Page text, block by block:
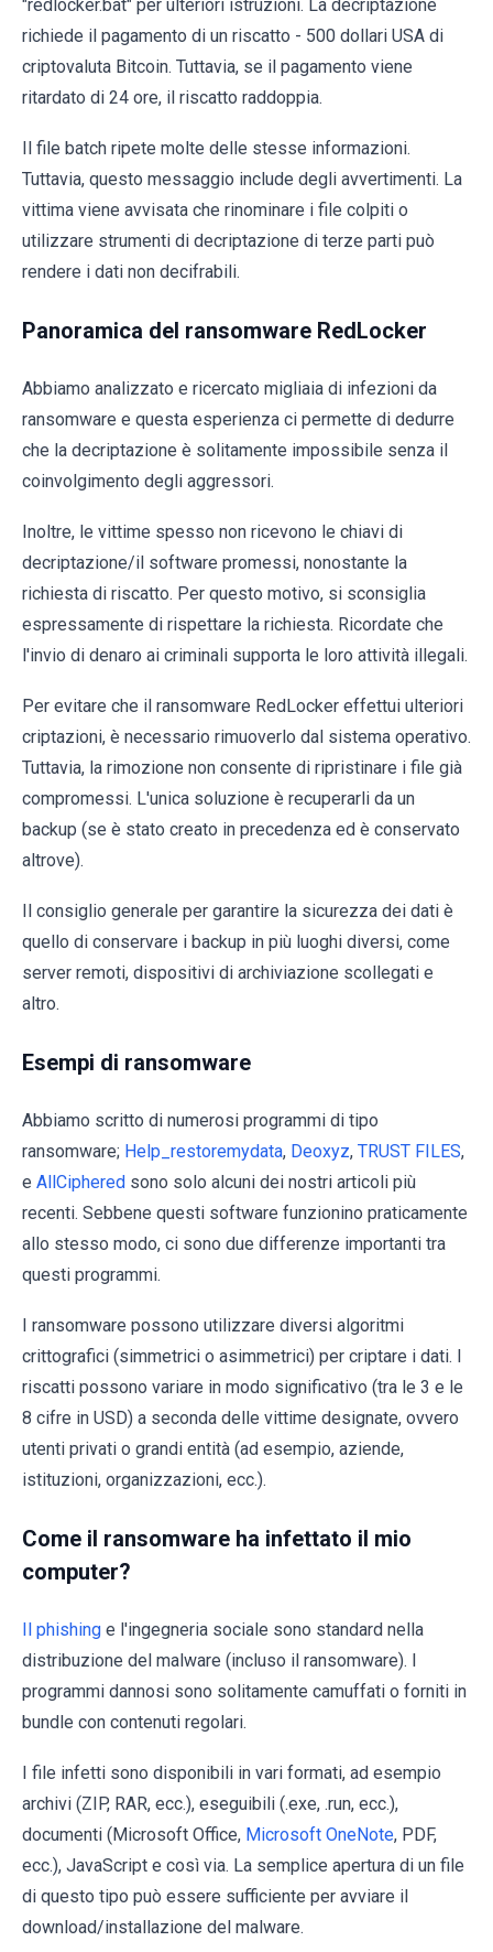
"redlocker.bat" per ulteriori istruzioni. La decriptazione
richiede il pagamento di un riscatto - 500 dollari USA di
criptovaluta Bitcoin. Tuttavia, se il pagamento viene
ritardato di 24 ore, il riscatto raddoppia.
Il file batch ripete molte delle stesse informazioni.
Tuttavia, questo messaggio include degli avvertimenti. La
vittima viene avvisata che rinominare i file colpiti o
utilizzare strumenti di decriptazione di terze parti può
rendere i dati non decifrabili.
Panoramica del ransomware RedLocker
Abbiamo analizzato e ricercato migliaia di infezioni da
ransomware e questa esperienza ci permette di dedurre
che la decriptazione è solitamente impossibile senza il
coinvolgimento degli aggressori.
Inoltre, le vittime spesso non ricevono le chiavi di
decriptazione/il software promessi, nonostante la
richiesta di riscatto. Per questo motivo, si sconsiglia
espressamente di rispettare la richiesta. Ricordate che
l'invio di denaro ai criminali supporta le loro attività illegali.
Per evitare che il ransomware RedLocker effettui ulteriori
criptazioni, è necessario rimuoverlo dal sistema operativo.
Tuttavia, la rimozione non consente di ripristinare i file già
compromessi. L'unica soluzione è recuperarli da un
backup (se è stato creato in precedenza ed è conservato
altrove).
Il consiglio generale per garantire la sicurezza dei dati è
quello di conservare i backup in più luoghi diversi, come
server remoti, dispositivi di archiviazione scollegati e
altro.
Esempi di ransomware
Abbiamo scritto di numerosi programmi di tipo
ransomware; Help_restoremydata, Deoxyz, TRUST FILES,
e AllCiphered sono solo alcuni dei nostri articoli più
recenti. Sebbene questi software funzionino praticamente
allo stesso modo, ci sono due differenze importanti tra
questi programmi.
I ransomware possono utilizzare diversi algoritmi
crittografici (simmetrici o asimmetrici) per criptare i dati. I
riscatti possono variare in modo significativo (tra le 3 e le
8 cifre in USD) a seconda delle vittime designate, ovvero
utenti privati o grandi entità (ad esempio, aziende,
istituzioni, organizzazioni, ecc.).
Come il ransomware ha infettato il mio
computer?
Il phishing e l'ingegneria sociale sono standard nella
distribuzione del malware (incluso il ransomware). I
programmi dannosi sono solitamente camuffati o forniti in
bundle con contenuti regolari.
I file infetti sono disponibili in vari formati, ad esempio
archivi (ZIP, RAR, ecc.), eseguibili (.exe, .run, ecc.),
documenti (Microsoft Office, Microsoft OneNote, PDF,
ecc.), JavaScript e così via. La semplice apertura di un file
di questo tipo può essere sufficiente per avviare il
download/installazione del malware.